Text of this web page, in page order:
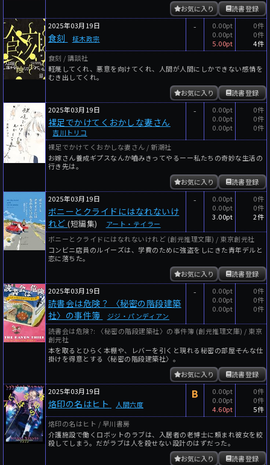
読書登録
お気に入り
2025年03月19日
食刻 柾木政宗
-
0.00pt
0.00pt
5.00pt
0件
0件
4件
食刻 / 講談社
軽蔑してくれ、悪意を向けてくれ、人間が人間にしかできない感情を
むき出してくれ。
読書登録
お気に入り
2025年03月19日
裸足でかけてくおかしな妻さん
吉川トリコ
-
0.00pt
0.00pt
0.00pt
0件
0件
0件
裸足でかけてくおかしな妻さん / 新潮社
お嫁さん養成ギプスなんか嚙みきってやるーー私たちの奇妙な生活の
行き先は。
読書登録
お気に入り
2025年03月19日
ボニーとクライドにはなれないけ
れど (短編集) アート・テイラー
-
0.00pt
0.00pt
3.00pt
0件
0件
2件
ボニーとクライドにはなれないけれど (創元推理文庫) / 東京創元社
コンビニ店員のルイーズは、学費のために強盗をしにきた青年デルと
恋に落ちた。
読書登録
お気に入り
2025年03月19日
読書会は危険？ 〈秘密の階段建築
社〉の事件簿
ジジ・パンディアン
-
0.00pt
0.00pt
0.00pt
0件
0件
0件
読書会は危険?: 〈秘密の階段建築社〉の事件簿 (創元推理文庫) / 東京
創元社
本を取るとひらく本棚や、レバーを引くと現れる秘密の部屋――そんな仕
掛けを得意とする〈秘密の階段建築社〉。
読書登録
お気に入り
2025年03月19日
烙印の名はヒト 人間六度
B
0.00pt
0.00pt
4.60pt
0件
0件
5件
烙印の名はヒト / 早川書房
介護施設で働くロボットのラブは、入居者の老博士に頼まれ彼女を絞
殺してしまう。だがラブは人を殺せない設計のはずだった。
読書登録
お気に入り